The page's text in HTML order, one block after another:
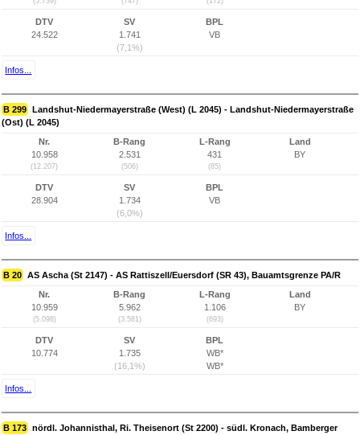
DTV
24.522
SV
1.741
(7,1%)
BPL
VB
Infos...
B 299 Landshut-Niedermayerstraße (West) (L 2045) - Landshut-Niedermayerstraße
(Ost) (L 2045)
Nr.
10.958
(12.207)
B-Rang
2.531
(506)
L-Rang
431
(85)
Land
BY
DTV
28.904
SV
1.734
(6,0%)
BPL
VB
Infos...
B 20 AS Ascha (St 2147) - AS Rattiszell/Euersdorf (SR 43), Bauamtsgrenze PA/R
Nr.
10.959
(5.098)
B-Rang
5.962
(3.581)
L-Rang
1.106
(693)
Land
BY
DTV
10.774
SV
1.735
(16,1%)
BPL
WB*
WB*
Infos...
B 173 nördl. Johannisthal, Ri. Theisenort (St 2200) - südl. Kronach, Bamberger